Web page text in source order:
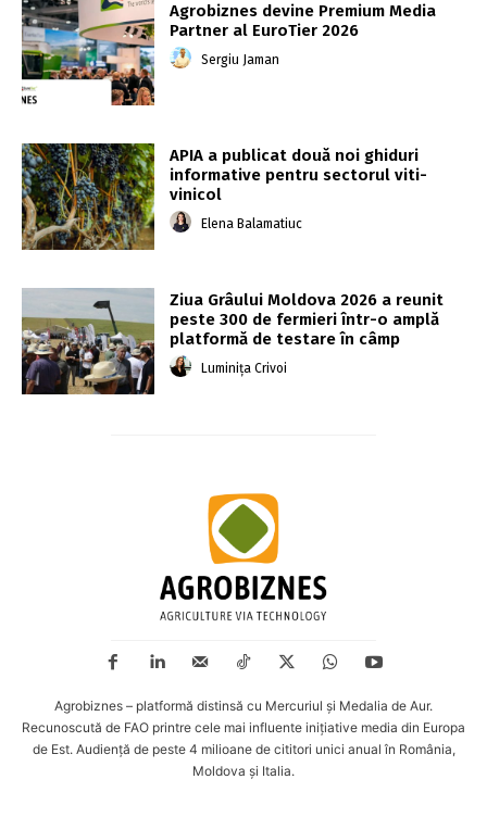
Agrobiznes devine Premium Media
Partner al EuroTier 2026
Sergiu Jaman
APIA a publicat două noi ghiduri
informative pentru sectorul viti-
vinicol
Elena Balamatiuc
Ziua Grâului Moldova 2026 a reunit
peste 300 de fermieri într-o amplă
platformă de testare în câmp
Luminița Crivoi
Agrobiznes – platformă distinsă cu Mercuriul și Medalia de Aur.
Recunoscută de FAO printre cele mai influente inițiative media din Europa
de Est. Audiență de peste 4 milioane de cititori unici anual în România,
Moldova și Italia.